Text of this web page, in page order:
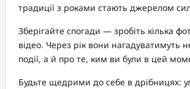
традиції з роками стають джерелом
Зберігайте спогади — зробіть кілька
відео. Через рік вони нагадуватимуть
події, а й про те, ким ви були в цей
Будьте щедрими до себе в дрібницях: